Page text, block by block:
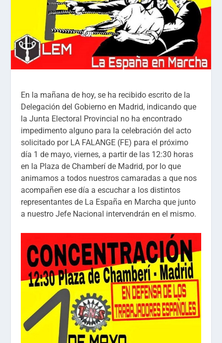
En la mañana de hoy, se ha recibido escrito de la
Delegación del Gobierno en Madrid, indicando que
la Junta Electoral Provincial no ha encontrado
impedimento alguno para la celebración del acto
solicitado por LA FALANGE (FE) para el próximo
día 1 de mayo, viernes, a partir de las 12:30 horas
en la Plaza de Chamberí de Madrid, por lo que
animamos a todos nuestros camaradas a que nos
acompañen ese día a escuchar a los distintos
representantes de La España en Marcha que junto
a nuestro Jefe Nacional intervendrán en el mismo.